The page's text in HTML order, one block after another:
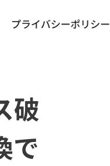
プライバシーポリシー
破
で